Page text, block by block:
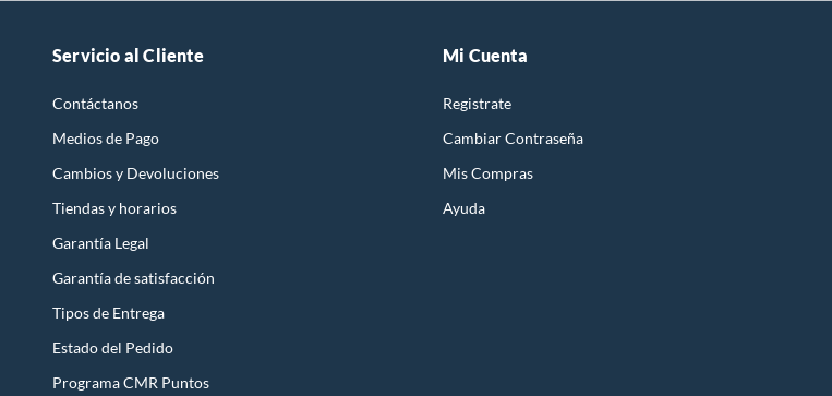
Servicio al Cliente
Contáctanos
Medios de Pago
Cambios y Devoluciones
Tiendas y horarios
Garantía Legal
Garantía de satisfacción
Tipos de Entrega
Estado del Pedido
Programa CMR Puntos
Mi Cuenta
Registrate
Cambiar Contraseña
Mis Compras
Ayuda